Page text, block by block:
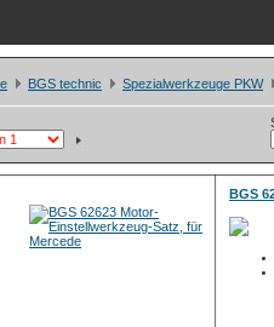
BGS technic Spezialwerkzeuge PKW
BGS